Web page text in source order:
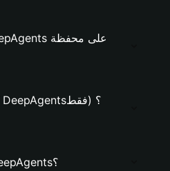
ما هي أفضل محفظة DeepAgents؟